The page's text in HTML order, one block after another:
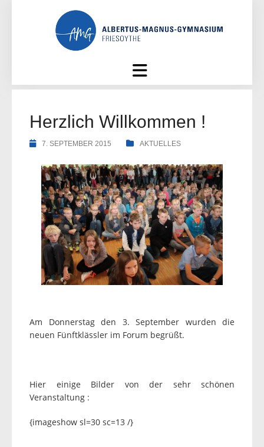
Herzlich Willkommen !
7. SEPTEMBER 2015 AKTUELLES
Am Donnerstag den 3. September wurden die
neuen Fünftklässler im Forum begrüßt.
Hier einige Bilder von der sehr schönen
Veranstaltung :
{imageshow sl=30 sc=13 /}